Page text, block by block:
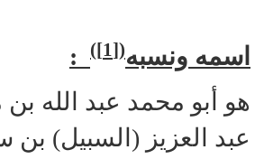
اسمه ونسبه(
[1]
)
:
هو أبو محمد عبد الله
عبد العزيز (السبيل) بن